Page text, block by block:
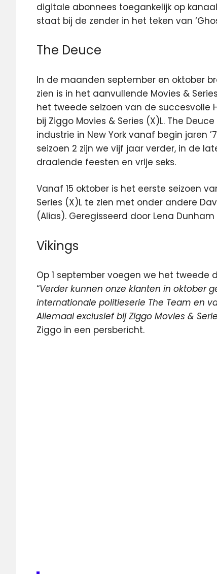
digitale abonnees toegankelijk op
staat bij de zender in het teken van
The Deuce
In de maanden september en oktober
zien is in het aanvullende Movies &
het tweede seizoen van de succesvolle
bij Ziggo Movies & Series (X)L. The
industrie in New York vanaf begin jaren
seizoen 2 zijn we vijf jaar verder, in de
draaiende feesten en vrije seks.
Vanaf 15 oktober is het eerste seizoen
Series (X)L te zien met onder andere
(Alias). Geregisseerd door Lena
Vikings
Op 1 september voegen we het tweede
“Verder kunnen onze klanten in oktober
internationale politieserie The Team en
Allemaal exclusief bij Ziggo Movies &
Ziggo in een persbericht.